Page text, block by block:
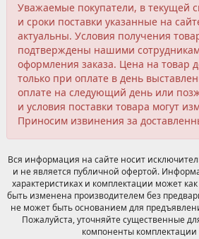
Уважаемые покупатели, в текущей
и сроки поставки указанные на
актуальны. Условия получения
подтверждены нашими
оформления заказа. Цена на товар
только при оплате в день
оплате на следующий день или
и условия поставки товара могут
Приносим извинения за
Вся информация на сайте носит
и не является публичной офертой.
характеристиках и комплектации может
быть изменена производителем без
не может быть основанием для
Пожалуйста, уточняйте существенные
компоненты комплектации